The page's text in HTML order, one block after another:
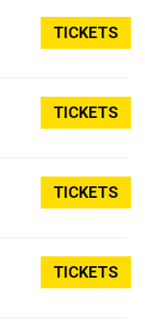
TICKETS
TICKETS
TICKETS
TICKETS